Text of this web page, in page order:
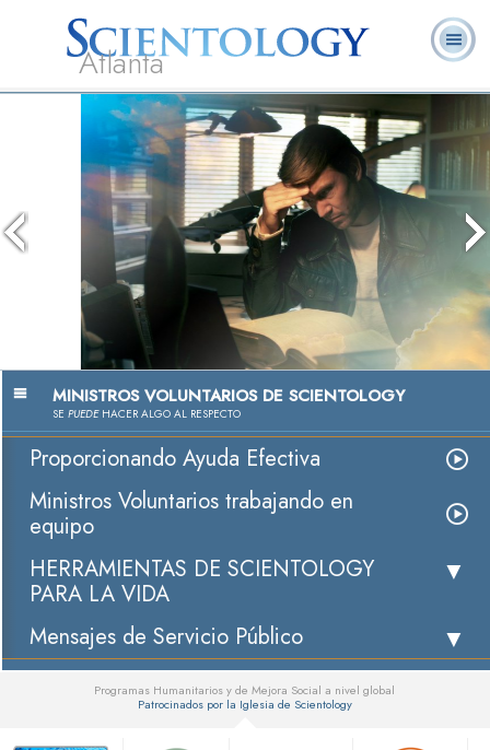
Atlanta
L. Ronald
Hubbard
¿Qué es
Scientology?
Voluntarios
Frecuentes
Herramientas de Scientology
para la Vida
La Tecnología de Estudio
MINISTROS VOLUNTARIOS DE SCIENTOLOGY
SE PUEDEHACER ALGO AL RESPECTO
Proporcionando Ayuda Efectiva
Ministros Voluntarios trabajando en
equipo
HERRAMIENTAS DE SCIENTOLOGY
PARA LA VIDA
Mensajes de Servicio Público
Programas Humanitarios y de Mejora Social a nivel global
Patrocinados por la Iglesia de Scientology